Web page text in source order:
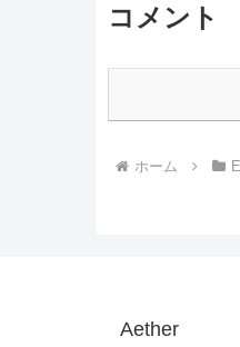
コメント
ホーム
Aether